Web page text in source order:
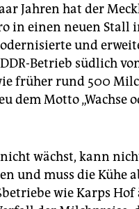
Jahren hat der
in einen neuen Stall
und
Betrieb südlich
früher rund 500
dem Motto „Wachse
nicht wächst, kann
und muss die Kühe
wie Karps Hof